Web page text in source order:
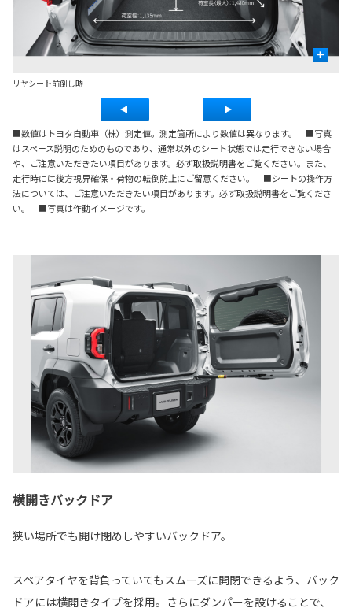
+
リヤシート前倒し時
■数値はトヨタ自動車（株）測定値。測定箇所により数値は異なります。 ■写真
はスペース説明のためのものであり、通常以外のシート状態では走行できない場合
や、ご注意いただきたい項目があります。必ず取扱説明書をご覧ください。また、
走行時には後方視界確保・荷物の転倒防止にご留意ください。 ■シートの操作方
法については、ご注意いただきたい項目があります。必ず取扱説明書をご覧くださ
い。 ■写真は作動イメージです。
横開きバックドア
狭い場所でも開け閉めしやすいバックドア。
スペアタイヤを背負っていてもスムーズに開閉できるよう、バック
ドアには横開きタイプを採用。さらにダンパーを設けることで、